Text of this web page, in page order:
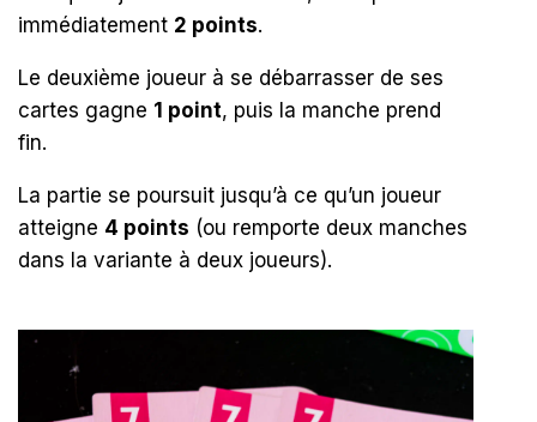
immédiatement 2 points.
Le deuxième joueur à se débarrasser de ses
cartes gagne 1 point, puis la manche prend
fin.
La partie se poursuit jusqu’à ce qu’un joueur
atteigne 4 points (ou remporte deux manches
dans la variante à deux joueurs).